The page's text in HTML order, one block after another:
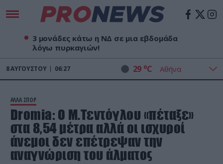
3 μονάδες κάτω η ΝΔ σε μια εβδομάδα
λόγω πυρκαγιών!
8ΑΥΓΟΎΣΤΟΥ 06:27 29 oC
ΑΛΛΑ ΣΠΟΡ
Dromia: Ο Μ.Τεντόγλου «πέταξε»
στα 8,54 μέτρα αλλά οι ισχυροί
άνεμοι δεν επέτρεψαν την
αναγνώριση του άλματος